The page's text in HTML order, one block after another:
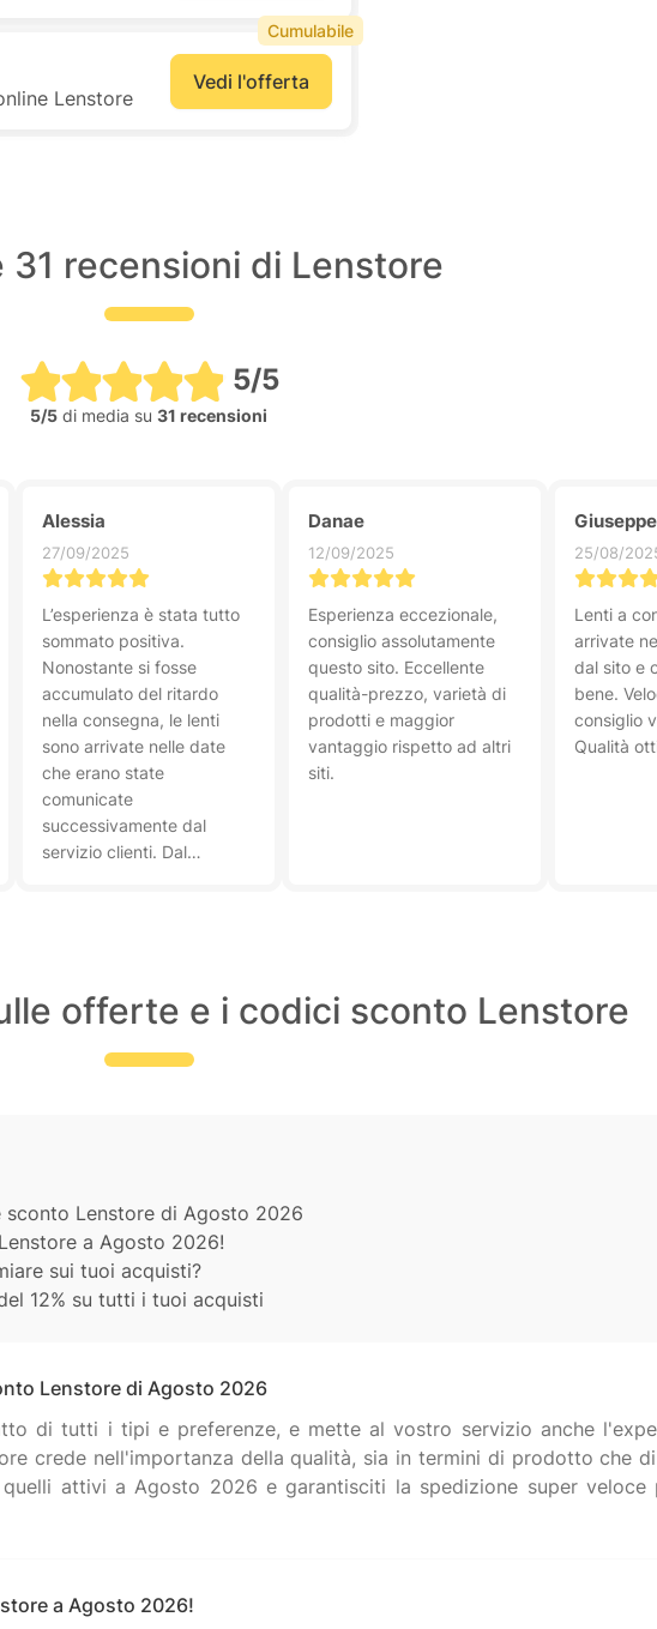
Lenstore
Vedi l'offerta
Cumulabile
31 recensioni di Lenstore
5/5
5/5 di media su 31 recensioni
Alessia
27/09/2025
L’esperienza è stata tutto
sommato positiva.
Nonostante si fosse
accumulato del ritardo
nella consegna, le lenti
sono arrivate nelle date
che erano state
comunicate
successivamente dal
servizio clienti. Dal
ho risparmiato centinaia di
di fiducia.
Danae
12/09/2025
Esperienza eccezionale,
consiglio assolutamente
questo sito. Eccellente
qualità-prezzo, varietà di
prodotti e maggior
vantaggio rispetto ad altri
siti.
Giuseppe
25/08/
Lenti a
arrivate
dal sito e
bene.
consiglio
Qualità
offerte e i codici sconto Lenstore
Lenstore di Agosto 2026
a Agosto 2026!
sui tuoi acquisti?
12% su tutti i tuoi acquisti
Lenstore di Agosto 2026
di tutti i tipi e preferenze, e mette al vostro servizio anche
crede nell'importanza della qualità, sia in termini di prodotto che
attivi a Agosto 2026 e garantisciti la spedizione super
a Agosto 2026!